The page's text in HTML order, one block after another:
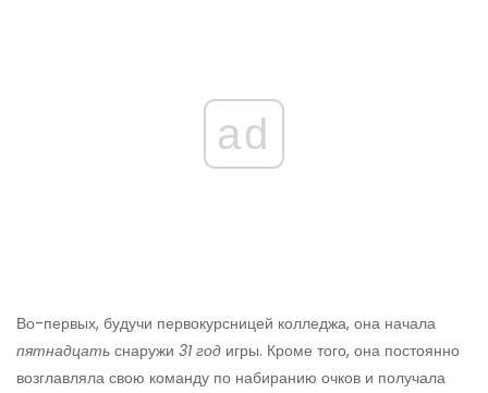
ad
Во-первых, будучи первокурсницей колледжа, она начала
пятнадцать снаружи 31 год игры. Кроме того, она постоянно
возглавляла свою команду по набиранию очков и получала